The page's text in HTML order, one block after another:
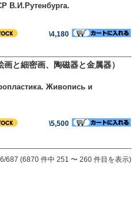
В.И.Рутенбурга.
\4,180
と細密画、陶磁器と金属器）
Живопись и
\5,500
687 (6870 件中 251 〜 260 件目を表示)